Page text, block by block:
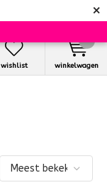
×
wishlist winkelwagen